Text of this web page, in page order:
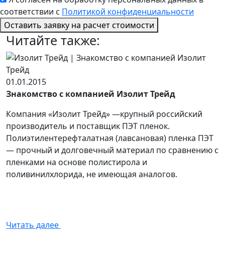
соответствии с Политикой конфиденциальности
Оставить заявку на расчет стоимости
Читайте также:
01.01.2015
Знакомство с компанией Изолит Трейд
Компания «Изолит Трейд» —крупный российский
производитель и поставщик ПЭТ пленок.
Полиэтилентерефталатная (лавсановая) пленка ПЭТ
— прочный и долговечный материал по сравнению с
пленками на основе полистирола и
поливинилхлорида, не имеющая аналогов.
Читать далее